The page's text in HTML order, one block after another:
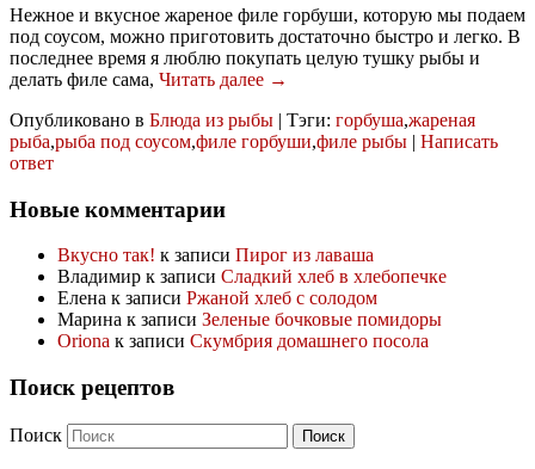
Нежное и вкусное жареное филе горбуши, которую мы подаем
под соусом, можно приготовить достаточно быстро и легко. В
последнее время я люблю покупать целую тушку рыбы и
делать филе сама, Читать далее →
Опубликовано в Блюда из рыбы | Тэги: горбуша,жареная
рыба,рыба под соусом,филе горбуши,филе рыбы | Написать
ответ
Новые комментарии
Вкусно так! к записи Пирог из лаваша
Владимир к записи Сладкий хлеб в хлебопечке
Елена к записи Ржаной хлеб с солодом
Марина к записи Зеленые бочковые помидоры
Oriona к записи Скумбрия домашнего посола
Поиск рецептов
Поиск